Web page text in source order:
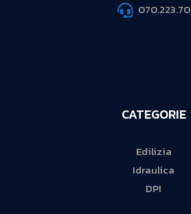
070.223.70
CATEGORIE
Edilizia
Idraulica
DPI